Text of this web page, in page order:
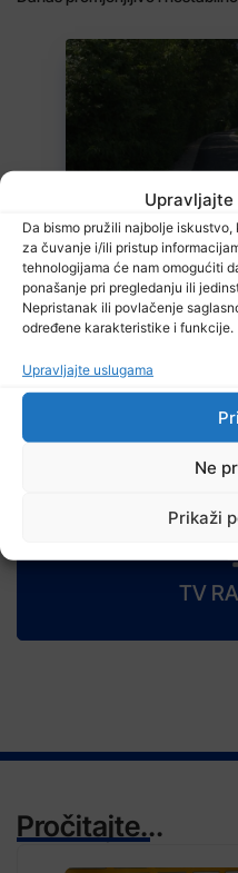
Upravljajte
Da bismo pružili najbolje
za čuvanje i/ili pristup
tehnologijama će nam omogućiti
ponašanje pri pregledanju ili
Nepristanak ili povlačenje
određene karakteristike i funkcije.
Upravljajte uslugama
Ne
Prikaži
U Kalesiji u toku rekonstrukcija
Poslodavci dužni zaštiti zdravlje
TV
Pročitajte...